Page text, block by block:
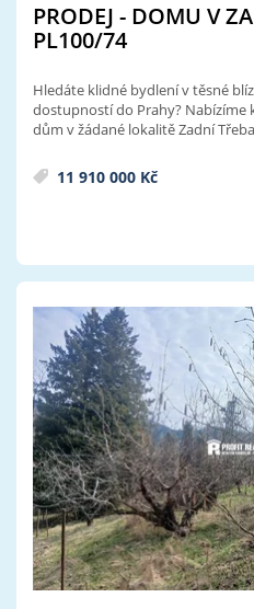
PRODEJ - DOMU V
PL100/74
Hledáte klidné bydlení v těsné
dostupností do Prahy?
dům v žádané lokalitě Zadní
11 910 000 Kč